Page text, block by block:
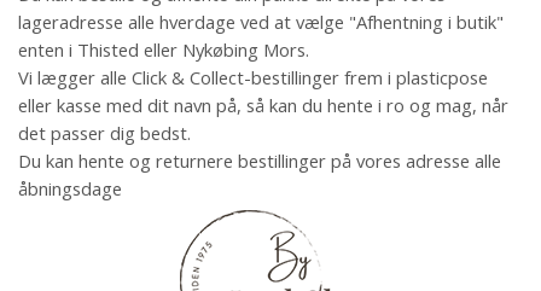
lageradresse alle hverdage ved at vælge "Afhentning i butik"
enten i Thisted eller Nykøbing Mors.
Vi lægger alle Click & Collect-bestillinger frem i plasticpose
eller kasse med dit navn på, så kan du hente i ro og mag, når
det passer dig bedst.
Du kan hente og returnere bestillinger på vores adresse alle
åbningsdage